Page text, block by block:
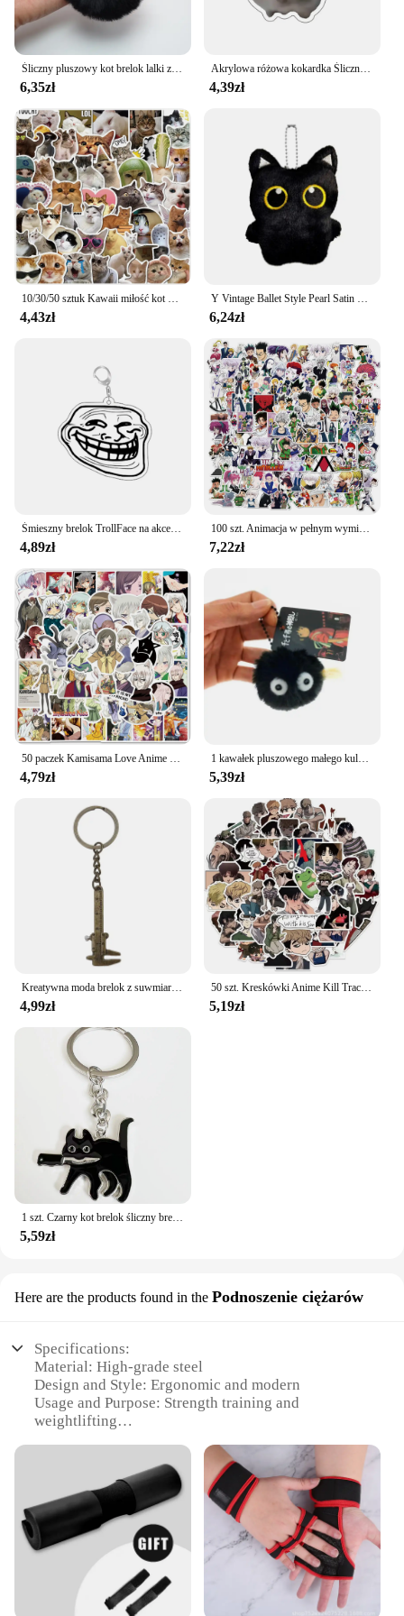
6,35zł
Akrylowa różowa kokardka Śliczny piasek Chomik Breloki do kluczy Zabawny wisiorek do toreb Akcesoria Biżuteria Fani Prezent Zdjęcie Dekoracja
4,39zł
4,43zł 6,24zł
4,89zł
100 szt. Animacja w pełnym wymiarze czasu Hunter Graffiti wodoodporna naklejka walizka Notebook lodówka pudełko na artykuły biurowe kask naklejki
7,22zł
4,79zł
1 kawałek pluszowego małego kulki miałowe breloczka Qianyuan Qianxun nadaje się do Hayao Miyazaki fani anime plecaka charms courtya
5,39zł
Kreatywna moda brelok z suwmiarką z noniuszem dla mężczyzny kobieta biżuteria akcesoria prezent na boże narodzenie przenośny gadżet model narzędzie brelok
4,99zł
50 szt. Kreskówki Anime Kill Tracker Graffiti wodoodporna naklejka kreatywny modny lodówkę deskorolkę kask gitarowy naklejka dekoracyjna
5,19zł
1 szt. Czarny kot brelok śliczny brelok Kawaii
5,59zł
Here are the products found in the Podnoszenie ciężarów
Specifications:
Material: High-grade steel
Design and Style: Ergonomic and modern
Usage and Purpose: Strength training and
weightlifting
Parts and Accessories: Includes multiple weight
plates and bars
Applicable People: Suitable for both beginners and
professionals
Features:
|Wholesale|Vendors|
**Optimized for Performance**